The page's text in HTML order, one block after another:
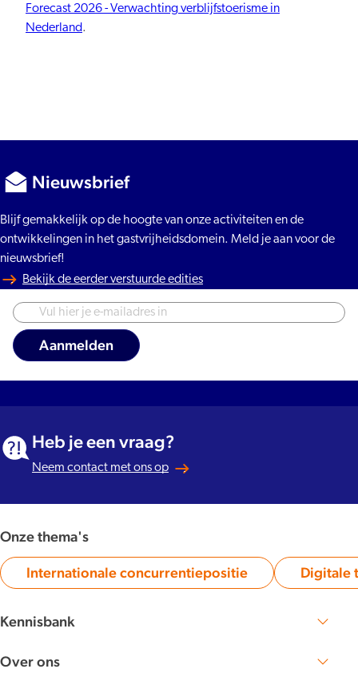
Forecast 2026 - Verwachting verblijfstoerisme in
Nederland.
Nieuwsbrief
Blijf gemakkelijk op de hoogte van onze activiteiten en de
ontwikkelingen in het gastvrijheidsdomein. Meld je aan voor de
nieuwsbrief!
Bekijk de eerder verstuurde edities
Heb je een vraag?
Neem contact met ons op
Onze thema's
Category:
Internationale concurrentiepositie Digitale
Kennisbank
Over ons